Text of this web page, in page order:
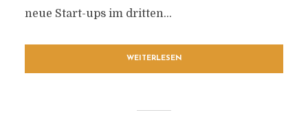
neue Start-ups im dritten...
WEITERLESEN